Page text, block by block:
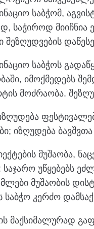
საბჭომ,
საჭიროდ
საბჭოს
იმოქმედებს
მოძრაობა.
იზღუდება
მუშაობა,
საჯარო უწყებებს
მუშაობის
საბჭო კერძო
მაქსიმალურად